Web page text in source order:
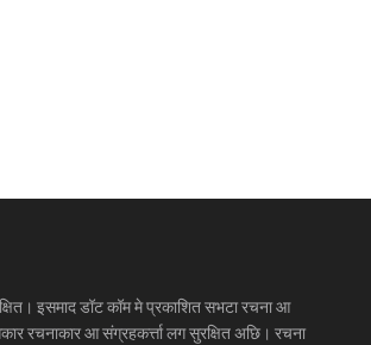
इसमाद डॉट कॉम मे प्रकाशित सभटा रचना आ
रचनाकार आ संग्रहकर्त्ता लग सुरक्षित अछि। रचना